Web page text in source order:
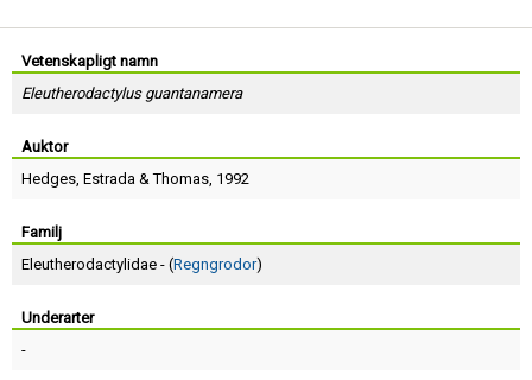
Vetenskapligt namn
Eleutherodactylus guantanamera
Auktor
Hedges, Estrada &Thomas, 1992
Familj
Eleutherodactylidae - (Regngrodor)
Underarter
-
Lösenord:
Terms of Service